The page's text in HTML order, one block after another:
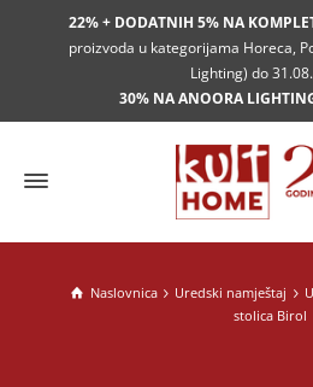
22% + DODATNIH 5% NA
proizvoda u kategorijama Horeca,
Lighting) do
30% NA ANOORA
Naslovnica Uredski namještaj
stolica Birol